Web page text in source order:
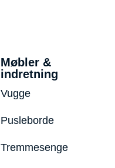
Møbler &
indretning
Vugge
Pusleborde
Tremmesenge